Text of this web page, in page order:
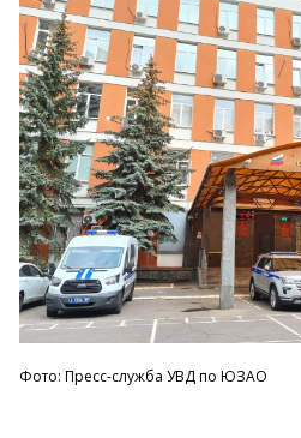
Фото: Пресс-служба УВД по ЮЗАО